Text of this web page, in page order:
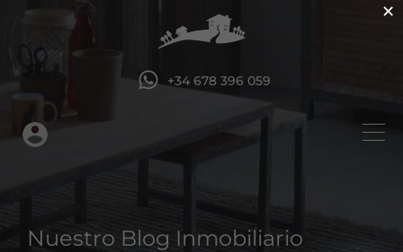
+34 678 396 059
Nuestro Blog Inmobiliario
×